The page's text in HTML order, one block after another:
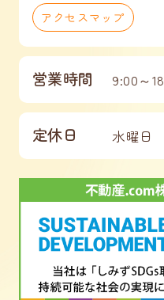
アクセスマップ
営業時間 9:00～
定休日 水曜日